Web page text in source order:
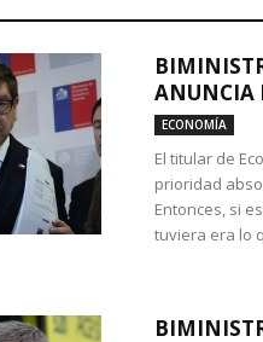
ANUNCIA
ECONOMÍA
El titular de
prioridad
Entonces, si
tuviera era lo